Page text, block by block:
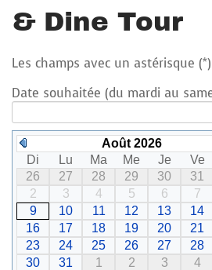
& Dine Tour
Les champs avec un astérisque
Date souhaitée (du mardi au
Août 2026
Di
Lu Ma Me Je Ve
26
27 28 29 30 31
2
3 4 5 6 7
9
10 11 12 13 14
16
17 18 19 20 21
23
24 25 26 27 28
30
31 1 2 3 4